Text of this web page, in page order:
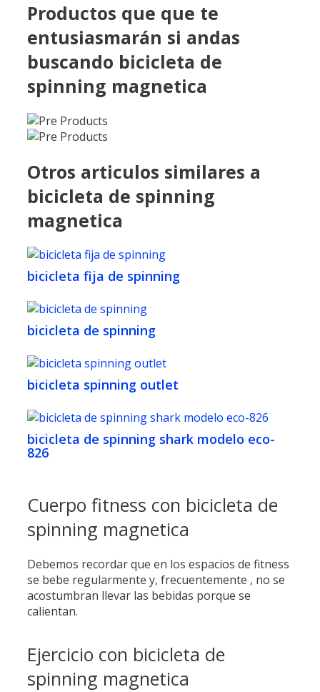
Productos que que te
entusiasmarán si andas
buscando bicicleta de
spinning magnetica
Otros articulos similares a
bicicleta de spinning
magnetica
bicicleta fija de spinning
bicicleta de spinning
bicicleta spinning outlet
bicicleta de spinning shark modelo eco-
826
Cuerpo fitness con bicicleta de
spinning magnetica
Debemos recordar que en los espacios de fitness
se bebe regularmente y, frecuentemente , no se
acostumbran llevar las bebidas porque se
calientan.
Ejercicio con bicicleta de
spinning magnetica